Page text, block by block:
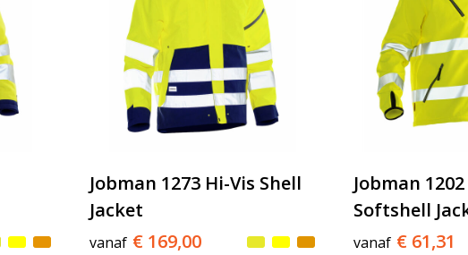
Jobman 1273 Hi-Vis Shell
Jacket
vanaf € 169,00
Jobman
Softshell
vanaf € 61,31